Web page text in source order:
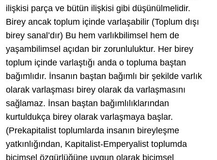
ilişkisi parça ve bütün ilişkisi gibi düşünülmelidir.
Birey ancak toplum içinde varlaşabilir (Toplum dışı
birey sanal’dır) Bu hem varlıkbilimsel hem de
yaşambilimsel açıdan bir zorunluluktur. Her birey
toplum içinde varlaştığı anda o topluma baştan
bağımlıdır. İnsanın baştan bağımlı bir şekilde varlık
olarak varlaşması birey olarak da varlaşmasını
sağlamaz. İnsan baştan bağımlılıklarından
kurtuldukça birey olarak varlaşmaya başlar.
(Prekapitalist toplumlarda insanın bireyleşme
yatkınlığından, Kapitalist-Emperyalist toplumda
biçimsel özgürlüğüne uygun olarak biçimsel